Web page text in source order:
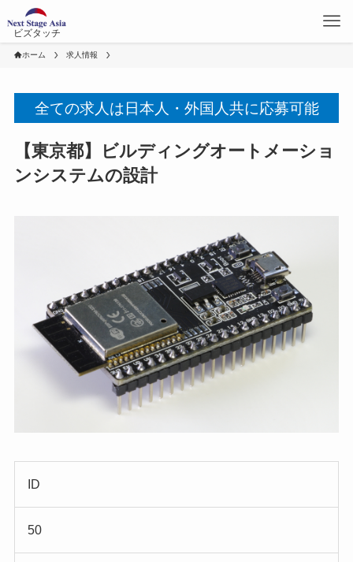
ビズタッチ
ホーム 求人情報
全ての求人は日本人・外国人共に応募可能
【東京都】ビルディングオートメーショ
ンシステムの設計
ID
50